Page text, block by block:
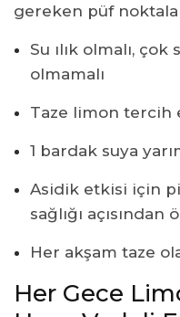
gereken püf
Su ılık olmalı,
olmamalı
Taze limon tercih
1 bardak suya
Asidik etkisi için
sağlığı açısından
Her akşam taze
Her Gece